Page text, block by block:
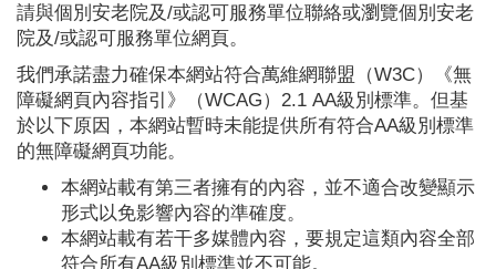
請與個別安老院及/或認可服務單位聯絡或瀏覽個別安老
院及/或認可服務單位網頁。
我們承諾盡力確保本網站符合萬維網聯盟（W3C）《無
障礙網頁內容指引》（WCAG）2.1 AA級別標準。但基
於以下原因，本網站暫時未能提供所有符合AA級別標準
的無障礙網頁功能。
本網站載有第三者擁有的內容，並不適合改變顯示
形式以免影響內容的準確度。
本網站載有若干多媒體內容，要規定這類內容全部
符合所有AA級別標準並不可能。